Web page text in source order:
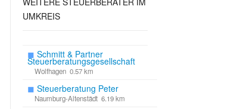
UMKREIS
◼ Schmitt & Partner
Steuerberatungsgesellschaft
Wolfhagen 0.57 km
◼ Steuerberatung Peter
Naumburg-Altenstädt 6.19 km